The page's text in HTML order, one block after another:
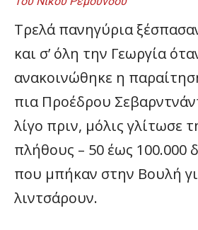
Τρελά πανηγύρια
και σ’ όλη την Γεωργία
ανακοινώθηκε η
πια Προέδρου
λίγο πριν, μόλις γλίτωσε
πλήθους – 50 έως 100.000
που μπήκαν στην Βουλή
λιντσάρουν.